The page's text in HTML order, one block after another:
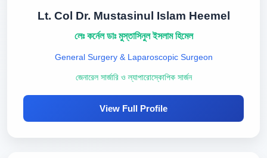
Lt. Col Dr. Mustasinul Islam Heemel
লেঃ কর্নেল ডাঃ মুস্তাসিনুল ইসলাম হিমেল
General Surgery & Laparoscopic Surgeon
জেনারেল সার্জারি ও ল্যাপারোস্কোপিক সার্জন
View Full Profile